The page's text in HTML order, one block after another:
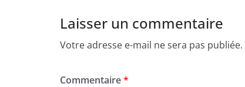
Laisser un commentaire
Votre adresse e-mail ne sera pas publiée.
Commentaire*